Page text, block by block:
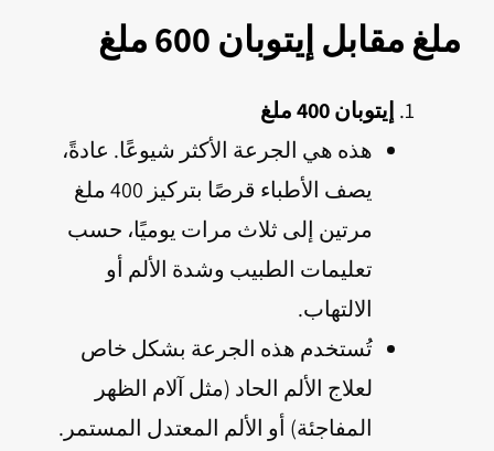
ملغ مقابل إيتوبان 600 ملغ
إيتوبان 400 ملغ
هذه هي الجرعة الأكثر شيوعًا. عادةً،
يصف الأطباء قرصًا بتركيز 400 ملغ
مرتين إلى ثلاث مرات يوميًا، حسب
تعليمات الطبيب وشدة الألم أو
الالتهاب.
تُستخدم هذه الجرعة بشكل خاص
لعلاج الألم الحاد (مثل آلام الظهر
المفاجئة) أو الألم المعتدل المستمر.